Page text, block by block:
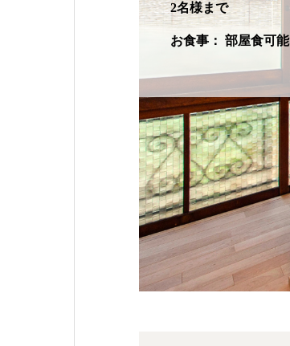
2名様まで
お食事： 部屋食可能